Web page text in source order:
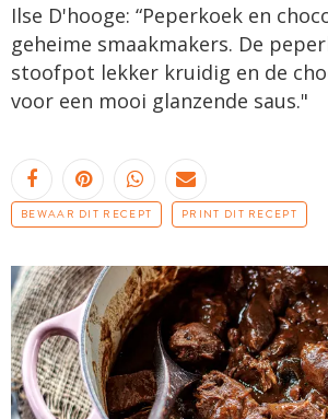
Ilse D'hooge: “Peperkoek en
geheime smaakmakers. De
stoofpot lekker kruidig en de
voor een mooi glanzende saus."
BEWAAR DIT RECEPT PRINT DIT RECEPT